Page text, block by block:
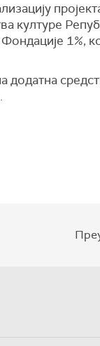
културе
1%,
додатна